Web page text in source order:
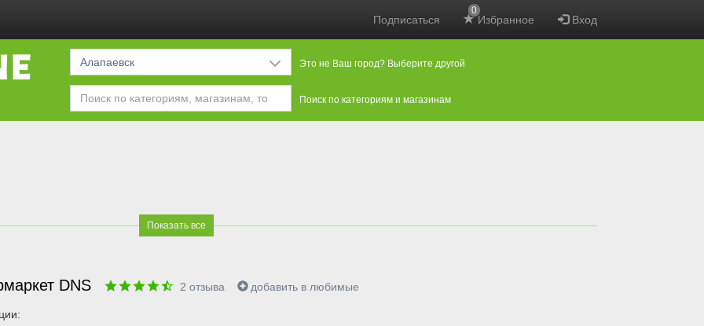
Подписаться Избранное
0
Вход
Алапаевск Это не Ваш город? Выберите другой
Поиск по категориям и магазинам
Показать все
DNS 2 отзыва добавить в любимые